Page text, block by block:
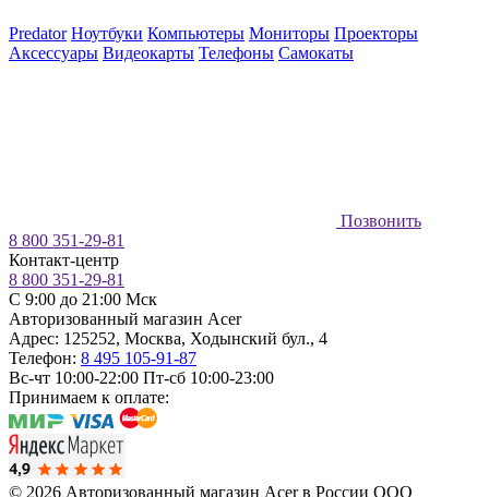
Predator Ноутбуки Компьютеры Мониторы Проекторы
Аксессуары Видеокарты Телефоны Самокаты
Позвонить
8 800 351-29-81
Контакт-центр
8 800 351-29-81
C 9:00 до 21:00 Мск
Авторизованный магазин Acer
Адрес: 125252, Москва, Ходынский бул., 4
Телефон: 8 495 105-91-87
Вс-чт 10:00-22:00 Пт-сб 10:00-23:00
Принимаем к оплате:
© 2026 Авторизованный магазин Acer в России ООО